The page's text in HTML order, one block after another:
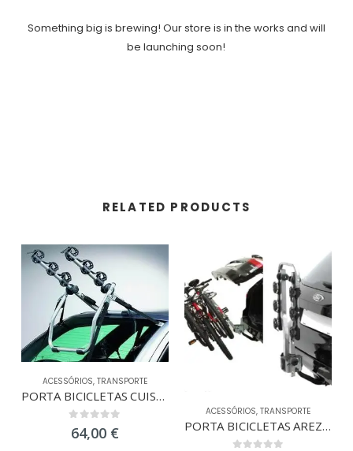
Something big is brewing! Our store is in the works and will
be launching soon!
RELATED PRODUCTS
ACESSÓRIOS, TRANSPORTE
PORTA BICICLETAS CUISER 324
0out of 5
64,00 €
ACESSÓRIOS,TRANSPORTE
PORTA BICICLETAS AREZZO À BOLA